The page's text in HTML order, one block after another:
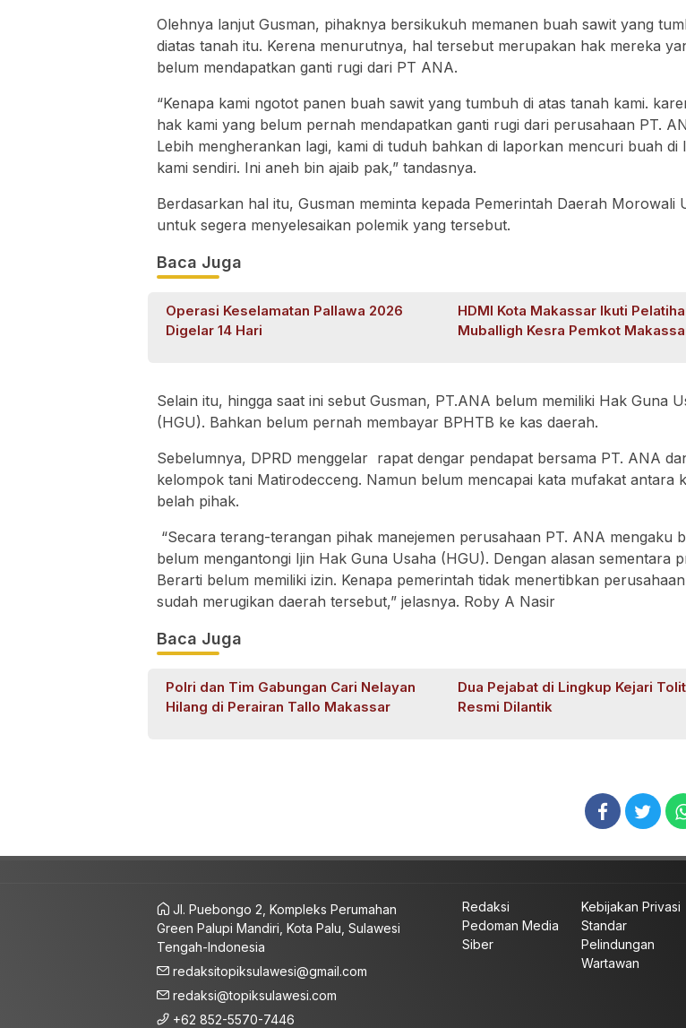
Olehnya lanjut Gusman, pihaknya bersikukuh memanen buah sawit yang
diatas tanah itu. Kerena menurutnya, hal tersebut merupakan hak mereka
belum mendapatkan ganti rugi dari PT ANA.
“Kenapa kami ngotot panen buah sawit yang tumbuh di atas tanah kami.
hak kami yang belum pernah mendapatkan ganti rugi dari perusahaan PT.
Lebih mengherankan lagi, kami di tuduh bahkan di laporkan mencuri buah di
kami sendiri. Ini aneh bin ajaib pak,” tandasnya.
Berdasarkan hal itu, Gusman meminta kepada Pemerintah Daerah Morowali
untuk segera menyelesaikan polemik yang tersebut.
Baca Juga
Operasi Keselamatan Pallawa 2026
Digelar 14 Hari
HDMI Kota Makassar Ikuti
Muballigh Kesra Pemkot
Selain itu, hingga saat ini sebut Gusman, PT.ANA belum memiliki Hak Guna
(HGU). Bahkan belum pernah membayar BPHTB ke kas daerah.
Sebelumnya, DPRD menggelar rapat dengar pendapat bersama PT. ANA
kelompok tani Matirodecceng. Namun belum mencapai kata mufakat antara
belah pihak.
“Secara terang-terangan pihak manejemen perusahaan PT. ANA mengaku
belum mengantongi Ijin Hak Guna Usaha (HGU). Dengan alasan sementara
Berarti belum memiliki izin. Kenapa pemerintah tidak menertibkan
sudah merugikan daerah tersebut,” jelasnya. Roby A Nasir
Baca Juga
Polri dan Tim Gabungan Cari Nelayan
Hilang di Perairan Tallo Makassar
Dua Pejabat di Lingkup Kejari
Resmi Dilantik
Jl. Puebongo 2, Kompleks Perumahan
Green Palupi Mandiri, Kota Palu, Sulawesi
Tengah-Indonesia
redaksitopiksulawesi@gmail.com
redaksi@topiksulawesi.com
+62 852-5570-7446
Redaksi Kebijakan Privasi
Pedoman Media
Siber
Standar
Pelindungan
Wartawan